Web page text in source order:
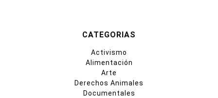
CATEGORIAS
Activismo
Alimentación
Arte
Derechos Animales
Documentales